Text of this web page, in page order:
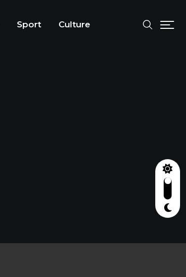
Sport Culture